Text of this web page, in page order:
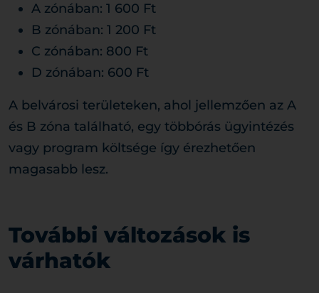
A zónában: 1 600 Ft
B zónában: 1 200 Ft
C zónában: 800 Ft
D zónában: 600 Ft
A belvárosi területeken, ahol jellemzően az A
és B zóna található, egy többórás ügyintézés
vagy program költsége így érezhetően
magasabb lesz.
További változások is
várhatók